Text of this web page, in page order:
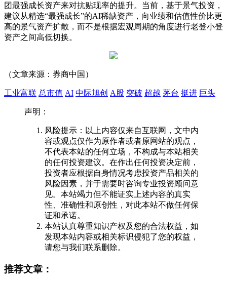
团最强成长资产来对抗贴现率的提升。当前，基于景气投资，
建议从精选“最强成长”的AI稀缺资产，向业绩和估值性价比更
高的景气资产扩散，而不是根据宏观周期的角度进行老登小登
资产之间高低切换。
（文章来源：券商中国）
工业富联 总市值 AI 中际旭创 A股 突破 超越 茅台 挺进 巨头
声明：
风险提示：以上内容仅来自互联网，文中内
容或观点仅作为原作者或者原网站的观点，
不代表本站的任何立场，不构成与本站相关
的任何投资建议。在作出任何投资决定前，
投资者应根据自身情况考虑投资产品相关的
风险因素，并于需要时咨询专业投资顾问意
见。本站竭力但不能证实上述内容的真实
性、准确性和原创性，对此本站不做任何保
证和承诺。
本站认真尊重知识产权及您的合法权益，如
发现本站内容或相关标识侵犯了您的权益，
请您与我们联系删除。
推荐文章：